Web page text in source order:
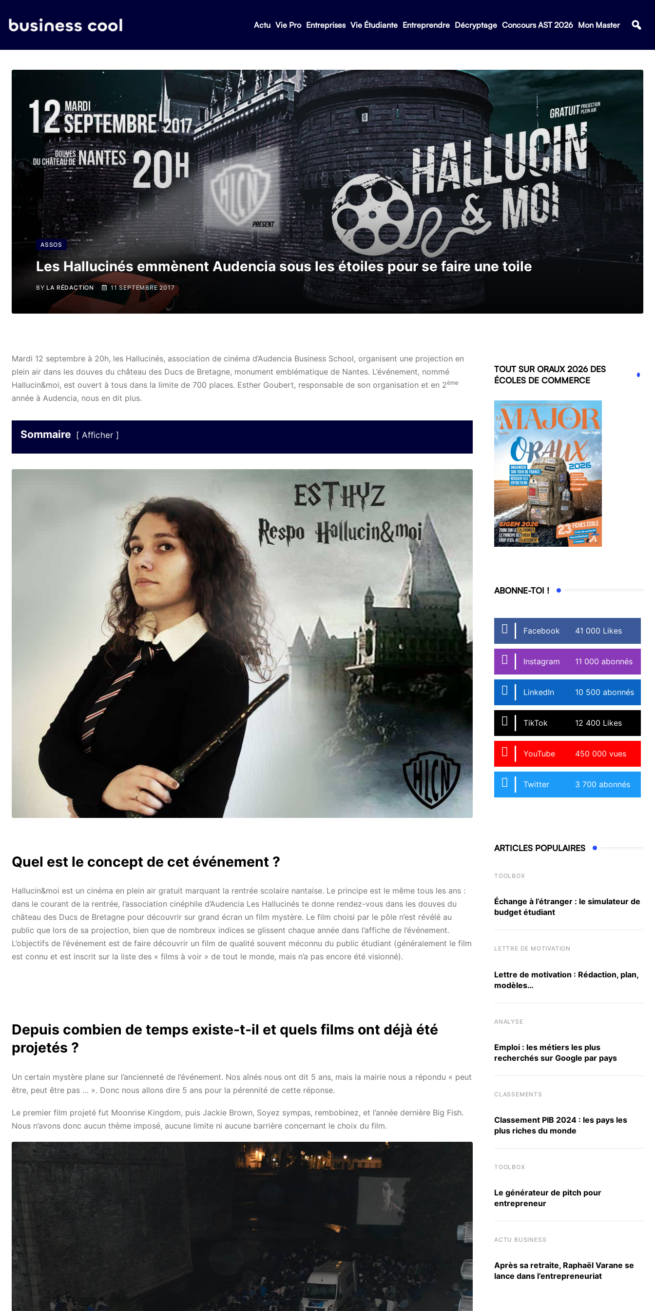
Actu Vie Pro Entreprises Vie Étudiante Entreprendre Décryptage Concours AST 2026 Mon Master
ASSOS
Les Hallucinés emmènent Audencia sous les étoiles pour se faire une toile
BY LA RÉDACTION 11 SEPTEMBRE 2017
Mardi 12 septembre à 20h, les Hallucinés, association de cinéma d’Audencia Business School, organisent une projection en
plein air dans les douves du château des Ducs de Bretagne, monument emblématique de Nantes. L’événement, nommé
Hallucin&moi, est ouvert à tous dans la limite de 700 places. Esther Goubert, responsable de son organisation et en 2ème
année à Audencia, nous en dit plus.
Sommaire Afficher
Quel est le concept de cet événement ?
Hallucin&moi est un cinéma en plein air gratuit marquant la rentrée scolaire nantaise. Le principe est le même tous les ans :
dans le courant de la rentrée, l’association cinéphile d’Audencia Les Hallucinés te donne rendez-vous dans les douves du
château des Ducs de Bretagne pour découvrir sur grand écran un film mystère. Le film choisi par le pôle n’est révélé au
public que lors de sa projection, bien que de nombreux indices se glissent chaque année dans l’affiche de l’événement.
L’objectifs de l’événement est de faire découvrir un film de qualité souvent méconnu du public étudiant (généralement le film
est connu et est inscrit sur la liste des « films à voir » de tout le monde, mais n’a pas encore été visionné).
Depuis combien de temps existe-t-il et quels films ont déjà été
projetés ?
Un certain mystère plane sur l’ancienneté de l’événement. Nos aînés nous ont dit 5 ans, mais la mairie nous a répondu « peut
être, peut être pas … ». Donc nous allons dire 5 ans pour la pérennité de cette réponse.
Le premier film projeté fut Moonrise Kingdom, puis Jackie Brown, Soyez sympas, rembobinez, et l’année dernière Big Fish.
Nous n’avons donc aucun thème imposé, aucune limite ni aucune barrière concernant le choix du film.
TOUT SUR ORAUX 2026 DES
ÉCOLES DE COMMERCE
ABONNE-TOI !
Facebook 41 000 Likes
Instagram 11 000 abonnés
LinkedIn 10 500 abonnés
TikTok 12 400 Likes
YouTube 450 000 vues
Twitter 3 700 abonnés
ARTICLES POPULAIRES
TOOLBOX
Échange à l’étranger : le simulateur de
budget étudiant
LETTRE DE MOTIVATION
Lettre de motivation : Rédaction, plan,
modèles…
ANALYSE
Emploi : les métiers les plus
recherchés sur Google par pays
CLASSEMENTS
Classement PIB 2024 : les pays les
plus riches du monde
TOOLBOX
Le générateur de pitch pour
entrepreneur
ACTU BUSINESS
Après sa retraite, Raphaël Varane se
lance dans l’entrepreneuriat